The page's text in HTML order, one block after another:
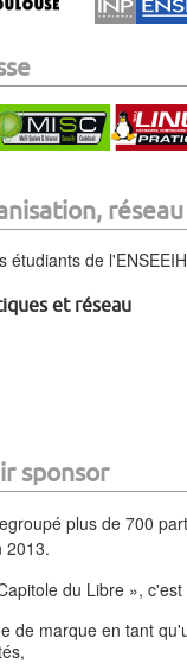
étudiants de
et réseau
sponsor
plus de 700
2013.
du Libre », c'est
de marque en tant